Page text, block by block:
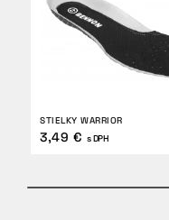
STIELKY WARRIOR
3,49 € s DPH